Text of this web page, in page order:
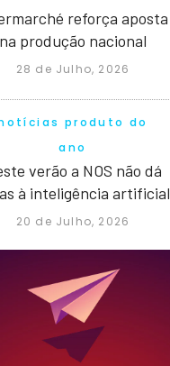
reforça aposta
na produção nacional
28 de Julho, 2026
produto do
ano
verão a NOS não dá
à inteligência artificial
20 de Julho, 2026